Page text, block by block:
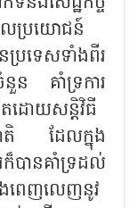
ប្រយោជន៍
ប្រទេសទាំងពីរ
នួន គាំទ្រការ
ដោយសន្តិវិធី
ាតិ ដែលក្នុង
បានគាំទ្រដល់
ងពេញលេញនូវ